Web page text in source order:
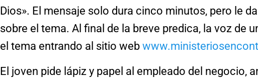
Dios». El mensaje solo dura cinco minutos, pero le
sobre el tema. Al final de la breve predica, la voz de
el tema entrando al sitio web
El joven pide lápiz y papel al empleado del negocio,